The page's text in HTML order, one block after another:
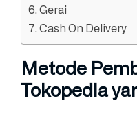
6. Gerai
7. Cash On Delivery
Metode
Tokopedia